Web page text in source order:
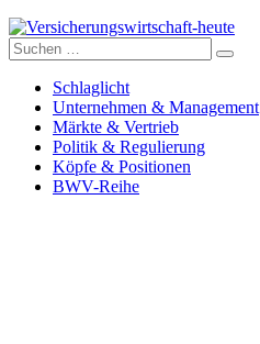
Versicherungswirtschaft-heute
Suche
nach:
Schlaglicht
Unternehmen & Management
Märkte & Vertrieb
Politik & Regulierung
Köpfe & Positionen
BWV-Reihe